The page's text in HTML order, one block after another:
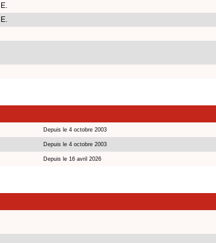
Depuis le 4 octobre 2003
Depuis le 4 octobre 2003
Depuis le 16 avril 2026